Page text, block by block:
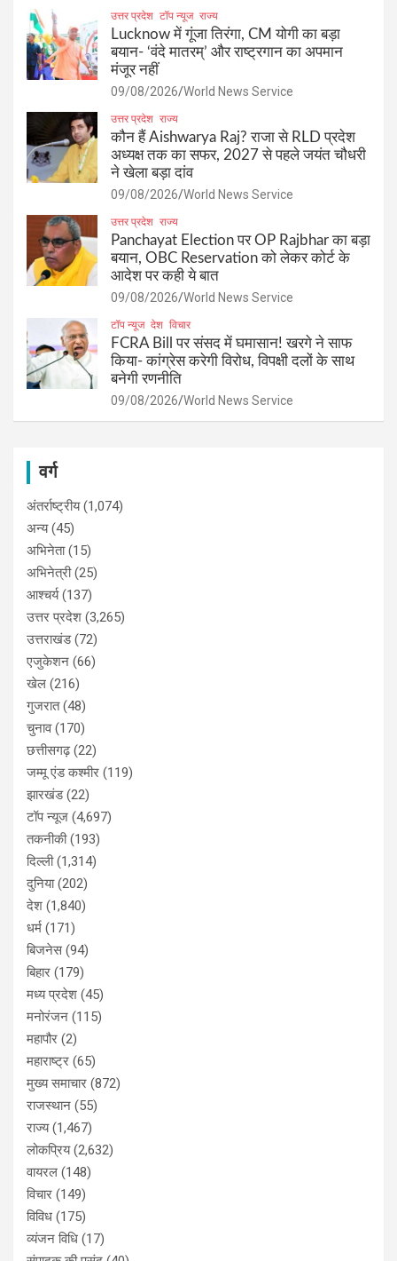
उत्तर प्रदेश टॉप न्यूज राज्य
Lucknow में गूंजा तिरंगा, CM योगी का बड़ा
बयान- ‘वंदे मातरम्’ और राष्ट्रगान का अपमान
मंजूर नहीं
09/08/2026 World News Service
उत्तर प्रदेश राज्य
कौन हैं Aishwarya Raj? राजा से RLD प्रदेश
अध्यक्ष तक का सफर, 2027 से पहले जयंत चौधरी
ने खेला बड़ा दांव
09/08/2026 World News Service
उत्तर प्रदेश राज्य
Panchayat Election पर OP Rajbhar का बड़ा
बयान, OBC Reservation को लेकर कोर्ट के
आदेश पर कही ये बात
09/08/2026 World News Service
टॉप न्यूज देश विचार
FCRA Bill पर संसद में घमासान! खरगे ने साफ
किया- कांग्रेस करेगी विरोध, विपक्षी दलों के साथ
बनेगी रणनीति
09/08/2026 World News Service
वर्ग
अंतर्राष्ट्रीय(1,074)
अन्य(45)
अभिनेता(15)
अभिनेत्री(25)
आश्चर्य(137)
उत्तर प्रदेश (3,265)
उत्तराखंड(72)
एजुकेशन (66)
खेल (216)
गुजरात(48)
चुनाव(170)
छत्तीसगढ़(22)
जम्मू एंड कश्मीर (119)
झारखंड(22)
टॉप न्यूज (4,697)
तकनीकी(193)
दिल्ली(1,314)
दुनिया(202)
देश (1,840)
धर्म (171)
बिजनेस(94)
बिहार (179)
मध्य प्रदेश (45)
मनोरंजन (115)
महापौर (2)
महाराष्ट्र (65)
मुख्य समाचार (872)
राजस्थान (55)
राज्य(1,467)
लोकप्रिय(2,632)
वायरल (148)
विचार (149)
विविध (175)
व्यंजन विधि (17)